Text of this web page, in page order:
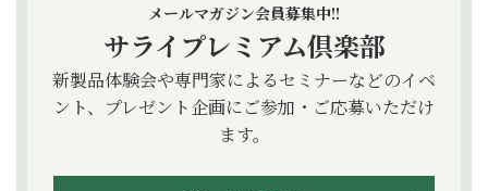
メールマガジン会員募集中!!
サライプレミアム倶楽部
新製品体験会や専門家によるセミナーなどのイベ
ント、プレゼント企画にご参加・ご応募いただけ
ます。